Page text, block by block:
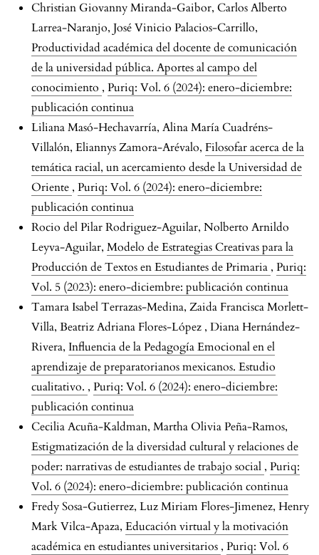
Christian Giovanny Miranda-Gaibor, Carlos Alberto
Larrea-Naranjo, José Vinicio Palacios-Carrillo,
Productividad académica del docente de comunicación
de la universidad pública. Aportes al campo del
conocimiento , Puriq: Vol. 6 (2024): enero-diciembre:
publicación continua
Liliana Masó-Hechavarría, Alina María Cuadréns-
Villalón, Eliannys Zamora-Arévalo, Filosofar acerca de la
temática racial, un acercamiento desde la Universidad de
Oriente , Puriq: Vol. 6 (2024): enero-diciembre:
publicación continua
Rocio del Pilar Rodriguez-Aguilar, Nolberto Arnildo
Leyva-Aguilar, Modelo de Estrategias Creativas para la
Producción de Textos en Estudiantes de Primaria , Puriq:
Vol. 5 (2023): enero-diciembre: publicación continua
Tamara Isabel Terrazas-Medina, Zaida Francisca Morlett-
Villa, Beatriz Adriana Flores-López , Diana Hernández-
Rivera, Influencia de la Pedagogía Emocional en el
aprendizaje de preparatorianos mexicanos. Estudio
cualitativo. , Puriq: Vol. 6 (2024): enero-diciembre:
publicación continua
Cecilia Acuña-Kaldman, Martha Olivia Peña-Ramos,
Estigmatización de la diversidad cultural y relaciones de
poder: narrativas de estudiantes de trabajo social , Puriq:
Vol. 6 (2024): enero-diciembre: publicación continua
Fredy Sosa-Gutierrez, Luz Miriam Flores-Jimenez, Henry
Mark Vilca-Apaza, Educación virtual y la motivación
académica en estudiantes universitarios , Puriq: Vol. 6